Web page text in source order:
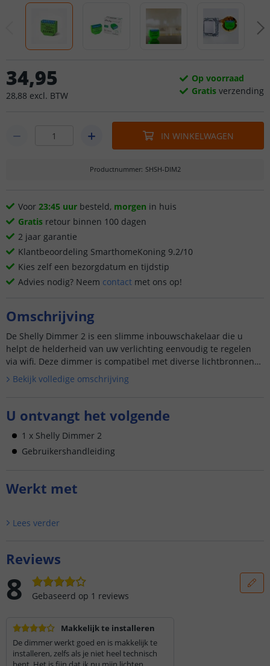
34,95
28,88 excl. BTW
Op voorraad
Gratis verzending
IN WINKELWAGEN
Productnummer: SHSH-DIM2
Voor 23:45 uur besteld, morgen in huis
Gratis retour binnen 100 dagen
2 jaar garantie
Klantbeoordeling SmarthomeKoning 9.2/10
Kies zelf een bezorgdatum en tijdstip
Advies nodig? Neem contact met ons op!
Omschrijving
De Shelly Dimmer 2 is een slimme inbouwschakelaar die u
helpt de helderheid van uw verlichting eenvoudig te regelen
via wifi. Deze dimmer is compatibel met diverse lichtbronnen
en vereist geen neutrale lijn, waardoor installatie in ouder...
Bekijk volledige omschrijving
U ontvangt het volgende
1 x Shelly Dimmer 2
Gebruikershandleiding
Werkt met
Lees verder
Reviews
8 Gebaseerd op 1 reviews
Makkelijk te installeren
De dimmer werkt goed en is makkelijk te
installeren, zelfs als je niet heel technisch